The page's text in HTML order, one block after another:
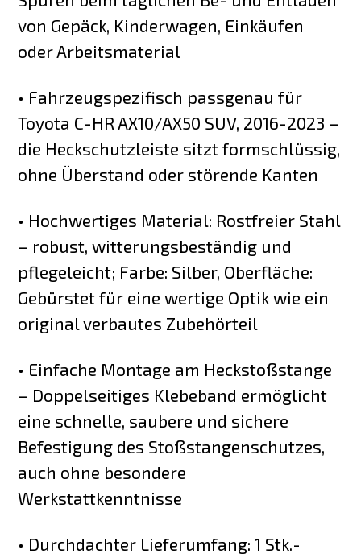
von Gepäck, Kinderwagen, Einkäufen
oder Arbeitsmaterial
• Fahrzeugspezifisch passgenau für
Toyota C-HR AX10/AX50 SUV, 2016-2023 –
die Heckschutzleiste sitzt formschlüssig,
ohne Überstand oder störende Kanten
• Hochwertiges Material: Rostfreier Stahl
– robust, witterungsbeständig und
pflegeleicht; Farbe: Silber, Oberfläche:
Gebürstet für eine wertige Optik wie ein
original verbautes Zubehörteil
• Einfache Montage am Heckstoßstange
– Doppelseitiges Klebeband ermöglicht
eine schnelle, saubere und sichere
Befestigung des Stoßstangenschutzes,
auch ohne besondere
Werkstattkenntnisse
• Durchdachter Lieferumfang: 1 Stk.-